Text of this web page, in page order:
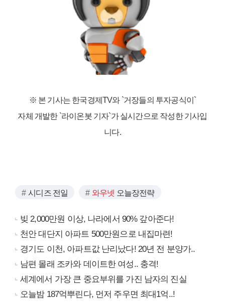
※ 본 기사는 한국경제TV와 `거장들의 투자공식이`
자체 개발한 `라이온봇 기자`가 실시간으로 작성한 기사입
니다.
시디즈 전일 와우넷 오늘장전략
빚 2,000만원 이상, 나라에서 90% 갚아준다!
천안 대단지 아파트 500만원으로 내집마련!
경기도 이천, 아파트값 난리났다! 20년 전 분양가..
남편 몰래 조카와 데이트한 여성.. 충격!
세계에서 가장 큰 중요부위를 가진 남자의 진실
오늘밤 187억뿌린다, 먼저 주우면 최대1억..!